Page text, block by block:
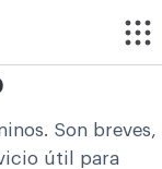
Son breves,
útil para